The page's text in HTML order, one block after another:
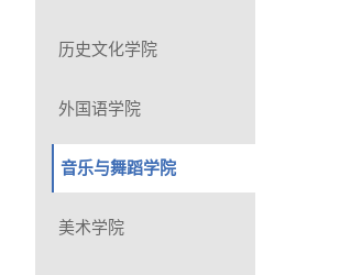
历史文化学院
外国语学院
音乐与舞蹈学院
美术学院